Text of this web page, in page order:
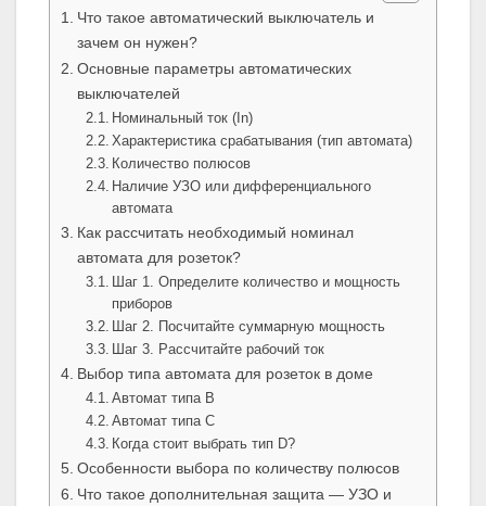
Что такое автоматический выключатель и
зачем он нужен?
Основные параметры автоматических
выключателей
Номинальный ток (In)
Характеристика срабатывания (тип автомата)
Количество полюсов
Наличие УЗО или дифференциального
автомата
Как рассчитать необходимый номинал
автомата для розеток?
Шаг 1. Определите количество и мощность
приборов
Шаг 2. Посчитайте суммарную мощность
Шаг 3. Рассчитайте рабочий ток
Выбор типа автомата для розеток в доме
Автомат типа B
Автомат типа C
Когда стоит выбрать тип D?
Особенности выбора по количеству полюсов
Что такое дополнительная защита — УЗО и